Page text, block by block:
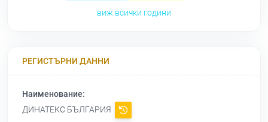
виж всички години
РЕГИСТЪРНИ ДАННИ
Наименование:
ДИНАТЕКС БЪЛГАРИЯ